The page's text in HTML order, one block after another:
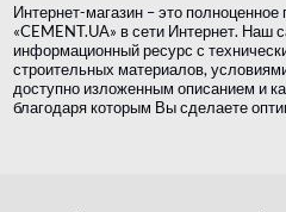
Интернет-магазин – это
«CEMENT.UA» в сети Интернет. Наш
информационный ресурс с
строительных материалов,
доступно изложенным описанием и
благодаря которым Вы сделаете